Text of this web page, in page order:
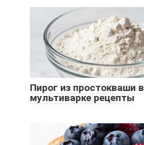
Пирог из простокваши в
мультиварке рецепты